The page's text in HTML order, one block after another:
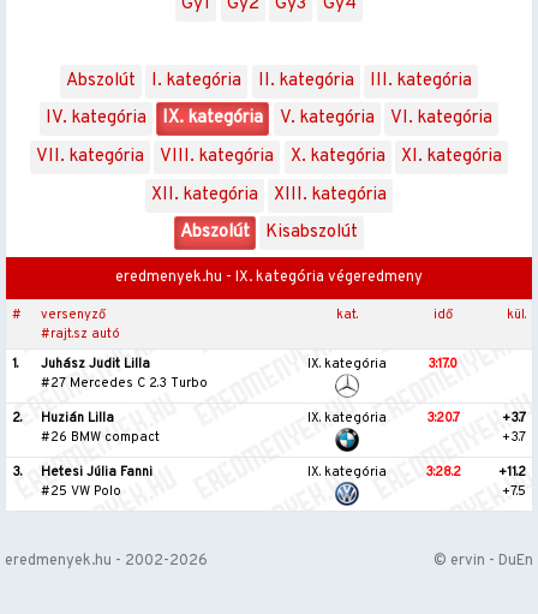
Abszolút I. kategória II. kategória
III. kategória
IV. kategória
IX. kategória V. kategória
VI. kategória
VII. kategória
VIII. kategória X. kategória
XI. kategória
XII. kategória
XIII. kategória
Abszolút
Kisabszolút
eredmenyek.hu - IX. kategória végeredmeny
#
versenyző
#rajt.sz autó
kat. idő kül.
1.
Juhász Judit Lilla
#27 Mercedes C 2.3 Turbo
IX. kategória 3:17.0
2.
Huzián Lilla
#26 BMW compact
IX. kategória 3:20.7
+3.7
+3.7
3.
Hetesi Júlia Fanni
#25 VW Polo
IX. kategória 3:28.2
+11.2
+7.5
eredmenyek.hu - 2002-2026 © ervin - DuEn